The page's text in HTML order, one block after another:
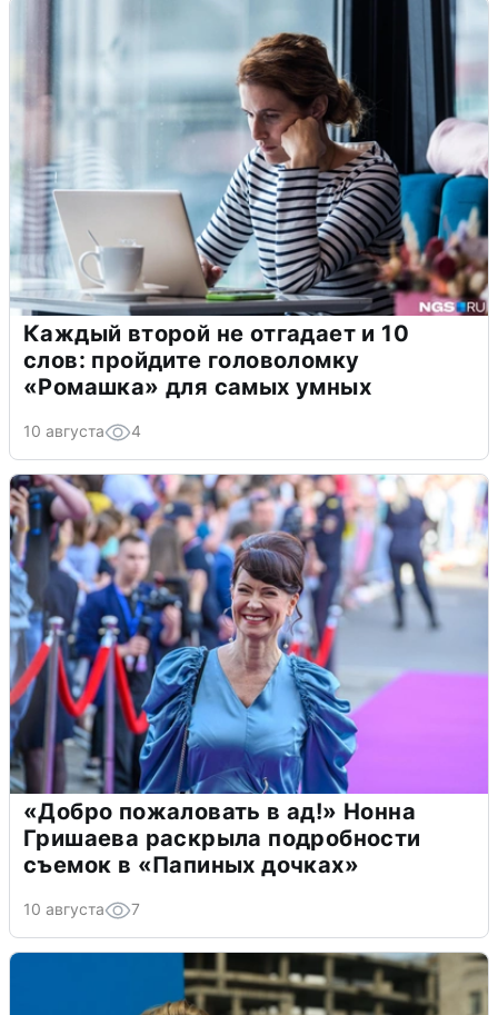
Каждый второй не отгадает и 10
слов: пройдите головоломку
«Ромашка» для самых умных
10 августа 4
«Добро пожаловать в ад!» Нонна
Гришаева раскрыла подробности
съемок в «Папиных дочках»
10 августа 7